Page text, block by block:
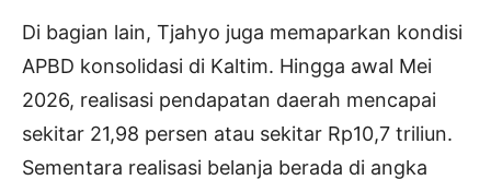
Di bagian lain, Tjahyo juga memaparkan kondisi
APBD konsolidasi di Kaltim. Hingga awal Mei
2026, realisasi pendapatan daerah mencapai
sekitar 21,98 persen atau sekitar Rp10,7 triliun.
Sementara realisasi belanja berada di angka